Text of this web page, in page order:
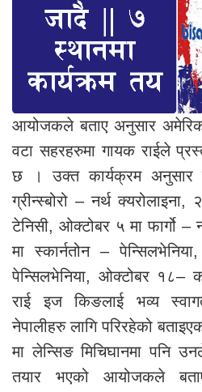
आयोजकले बताए अनुसार
वटा सहरहरुमा गायक राईले
छ । उक्त कार्यक्रम अनुसार
ग्रीन्स्बोरो – नर्थ
टेनिसी, ओक्टोबर ५ मा फार्गो –
मा स्कार्नतोन –
पेन्सिलभेनिया, ओक्टोबर १८–
राई इज किङलाई भव्य
नेपालीहरु लागि परिरहेको
मा लेन्सिङ मिचिघानमा पनि
तयार भएको आयोजकले